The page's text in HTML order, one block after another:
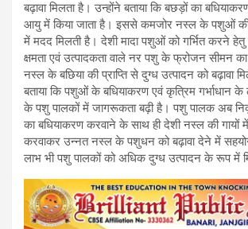
बढ़ावा मिलता है। उन्होंने बताया कि बछड़ों का
आयु में किया जाता है। इससे कमजोर नस्ल के पशुओं की
में मदद मिलती है। देशी मादा पशुओं को गर्भित करने
क्षमता एवं उत्पादकता वाले नर पशु के फ्रोजन सीमन
नस्ल के बछिया की प्राप्ति से दुग्ध उत्पादन को बढ़ावा
बताया कि पशुओं के बधियाकरण एवं कृत्रिम गर्भाधान के
के पशु पालकों में जागरूकता बढ़ी है। पशु पालक अब
का बधियाकरण करवाने के साथ ही देशी नस्ल की गायों में
करवाकर उन्नत नस्ल के पशुधन को बढ़ावा देने में
लाभ भी पशु पालकों को अधिक दुग्ध उत्पादन के रूप में